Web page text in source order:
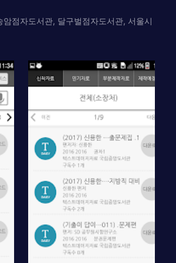
점자도서관, 달구벌점자도서관, 서울시